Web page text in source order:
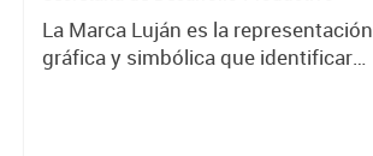
La Marca Luján es la representación
gráfica y simbólica que identificará